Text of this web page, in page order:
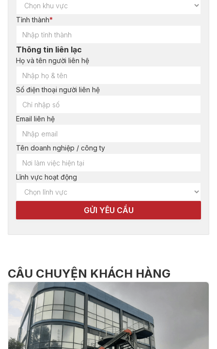
Tỉnh thành*
Thông tin liên lạc
Họ và tên người liên hệ
Số điện thoại người liên hệ
Email liên hệ
Tên doanh nghiệp / công ty
Lĩnh vực hoạt động
CÂU CHUYỆN KHÁCH HÀNG